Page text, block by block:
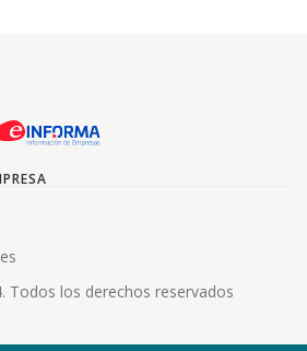
Todos los derechos reservados